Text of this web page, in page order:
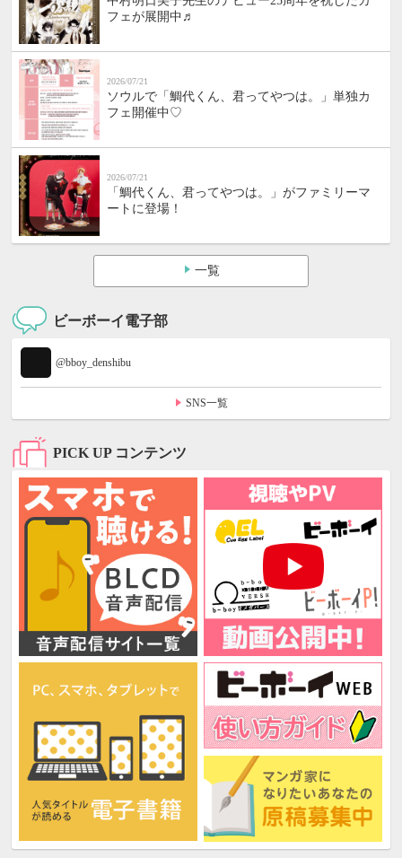
フェが展開中♬
2026/07/21
ソウルで「鯛代くん、君ってやつは。」単独カ
フェ開催中♡
2026/07/21
「鯛代くん、君ってやつは。」がファミリーマ
ートに登場！
一覧
ビーボーイ電子部
@bboy_denshibu
SNS一覧
PICK UP コンテンツ